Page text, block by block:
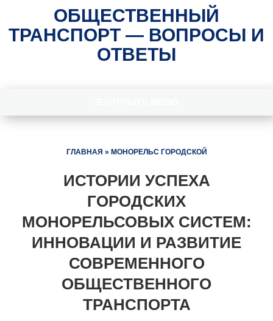
ОБЩЕСТВЕННЫЙ
ТРАНСПОРТ — ВОПРОСЫ И
ОТВЕТЫ
ГЛАВНАЯ » МОНОРЕЛЬС ГОРОДСКОЙ
ИСТОРИИ УСПЕХА
ГОРОДСКИХ
МОНОРЕЛЬСОВЫХ СИСТЕМ:
ИННОВАЦИИ И РАЗВИТИЕ
СОВРЕМЕННОГО
ОБЩЕСТВЕННОГО
ТРАНСПОРТА